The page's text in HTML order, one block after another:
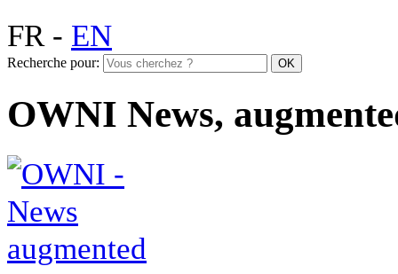
FR- EN
Recherche pour:
OWNI News,